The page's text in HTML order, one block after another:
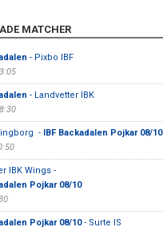
MATCHER
- Pixbo IBF
- Landvetter IBK
- IBF Backadalen Pojkar 08/10
IBK Wings -
Pojkar 08/10
Pojkar 08/10- Surte IS